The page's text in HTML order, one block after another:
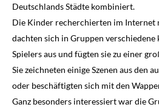
Deutschlands Städte kombiniert.
Die Kinder recherchierten im Internet
dachten sich in Gruppen verschiedene
Spielers aus und fügten sie zu einer
Sie zeichneten einige Szenen aus den
oder beschäftigten sich mit den
Ganz besonders interessiert war die